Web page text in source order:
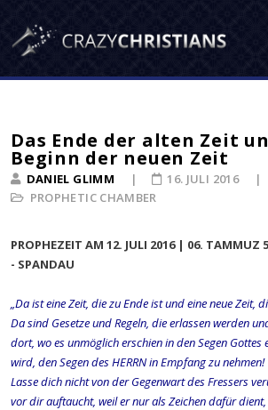
Das Ende der alten Zeit
Beginn der neuen Zeit
DANIEL GLIMM
PROPHETIC CHAMBER
16. JULI 2016
PROPHEZEIT AM 12. JULI 2016 | 06. TAMMUZ
- SPANDAU
„Da ist eine Zeit, die zu Ende ist und eine neue Zeit,
Da sind Gesetze und Regeln, die erlassen werden
dort, wo es unmöglich erschien in den Segen Gottes
wird, den Segen des HERRN in Empfang zu nehmen!
Lasse dich nicht von der Gegenwart des Fressers
vor dir auftaucht, weil er nur als Zeichen dafür